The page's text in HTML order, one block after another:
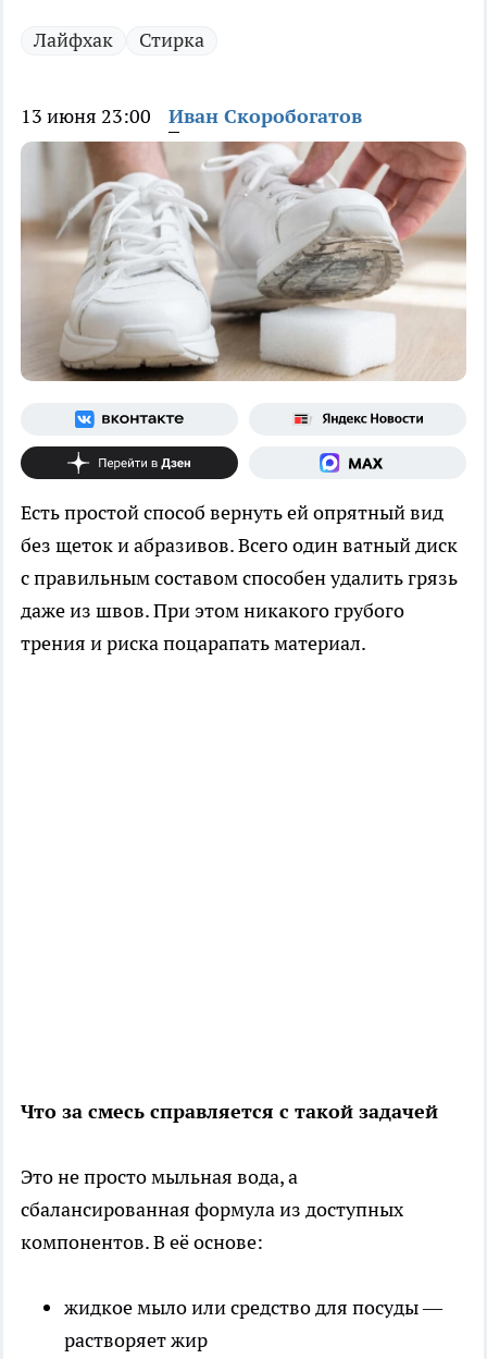
Лайфхак Стирка
13 июня 23:00 Иван Скоробогатов
Есть простой способ вернуть ей опрятный вид
без щеток и абразивов. Всего один ватный диск
с правильным составом способен удалить грязь
даже из швов. При этом никакого грубого
трения и риска поцарапать материал.
Что за смесь справляется с такой задачей
Это не просто мыльная вода, а
сбалансированная формула из доступных
компонентов. В её основе:
жидкое мыло или средство для посуды —
растворяет жир